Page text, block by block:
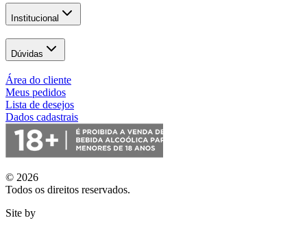
Institucional
Dúvidas
Área do cliente
Meus pedidos
Lista de desejos
Dados cadastrais
© 2026
Todos os direitos reservados.
Site by